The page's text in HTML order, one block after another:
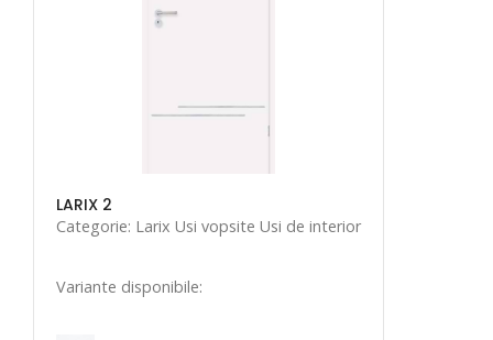
LARIX 2
Categorie: Larix Usi vopsite Usi de interior
Variante disponibile: